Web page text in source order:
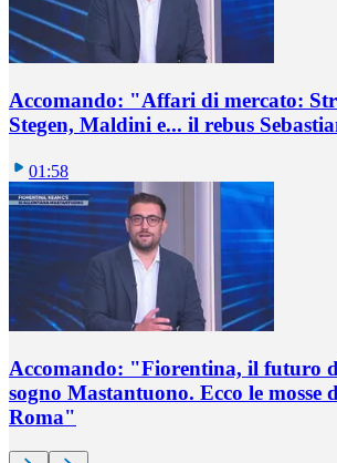
Accomando: "Affari di mercato:
Stegen, Maldini e... il rebus
01:58
Accomando: "Fiorentina, il futuro
sogno Mastantuono. Ecco le mosse
Roma"